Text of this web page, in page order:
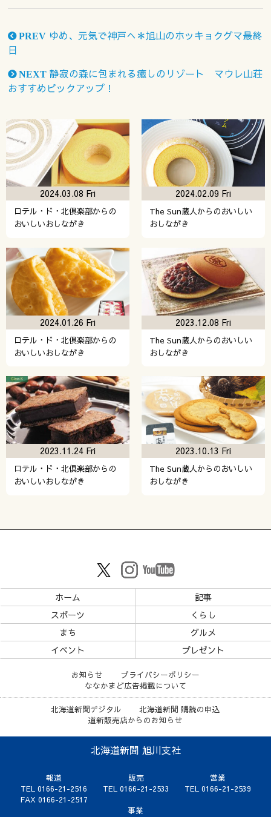
PREV ゆめ、元気で神戸へ＊旭山のホッキョクグマ最終
日
NEXT 静寂の森に包まれる癒しのリゾート マウレ山荘
おすすめピックアップ！
ロテル・ド・北倶楽部からの
おいしいおしながき
2024.03.08 Fri
The Sun蔵人からのおいしい
おしながき
2024.02.09 Fri
ロテル・ド・北倶楽部からの
おいしいおしながき
2024.01.26 Fri
The Sun蔵人からのおいしい
おしながき
2023.12.08 Fri
ロテル・ド・北倶楽部からの
おいしいおしながき
2023.11.24 Fri
The Sun蔵人からのおいしい
おしながき
2023.10.13 Fri
ホーム
記事
スポーツ
くらし
まち
グルメ
イベント
プレゼント
お知らせ
プライバシーポリシー
ななかまど広告掲載について
北海道新聞デジタル
北海道新聞 購読の申込
道新販売店からのお知らせ
北海道新聞 旭川支社
報道
TEL 0166-21-2516
FAX 0166-21-2517
販売
TEL 0166-21-2533
営業
TEL 0166-21-2539
事業